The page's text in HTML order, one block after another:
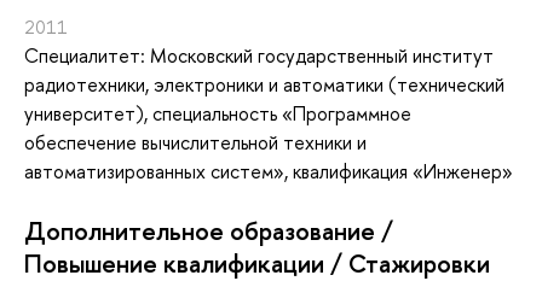
2011
Специалитет: Московский государственный институт
радиотехники, электроники и автоматики (технический
университет), специальность «Программное
обеспечение вычислительной техники и
автоматизированных систем», квалификация «Инженер»
Дополнительное образование /
Повышение квалификации / Стажировки